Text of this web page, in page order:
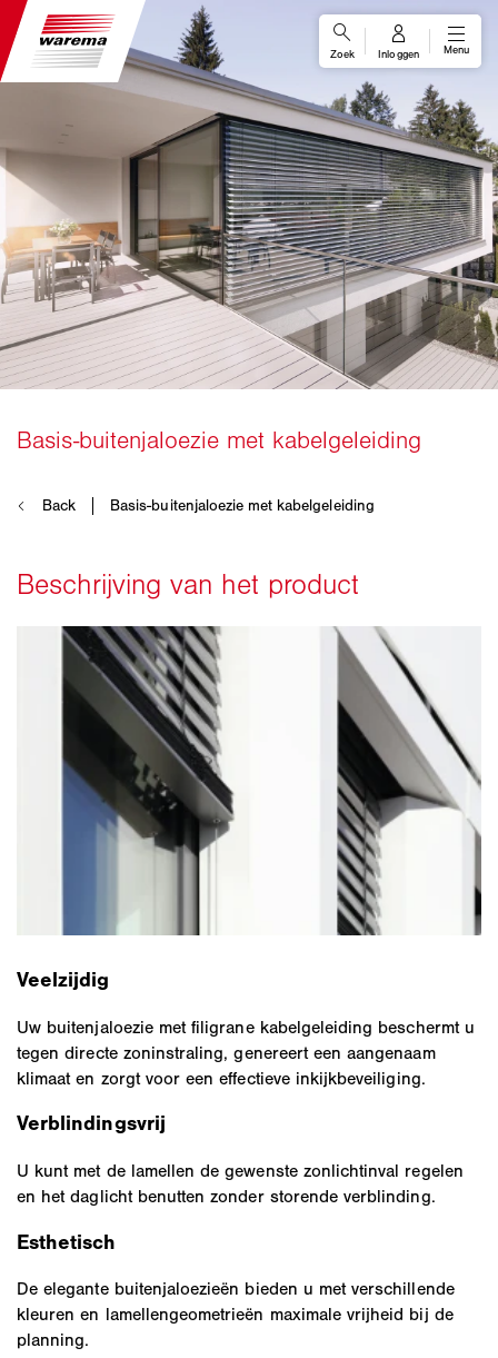
Veelzijdig
Uw buitenjaloezie met filigrane kabelgeleiding beschermt u
tegen directe zoninstraling, genereert een aangenaam
klimaat en zorgt voor een effectieve inkijkbeveiliging.
Verblindingsvrij
U kunt met de lamellen de gewenste zonlichtinval regelen
en het daglicht benutten zonder storende verblinding.
Esthetisch
De elegante buitenjaloezieën bieden u met verschillende
kleuren en lamellengeometrieën maximale vrijheid bij de
planning.